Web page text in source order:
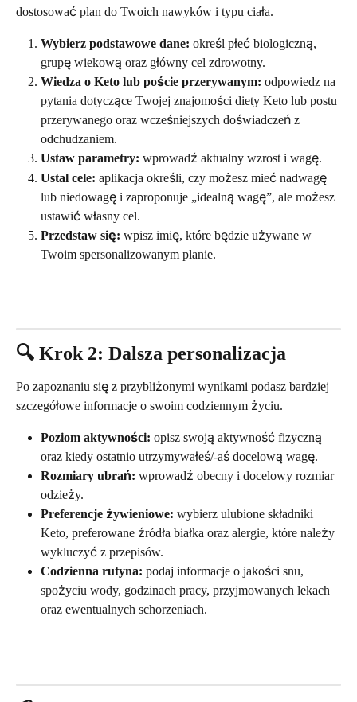
dostosować plan do Twoich nawyków i typu ciała.
Wybierz podstawowe dane: określ płeć biologiczną,
grupę wiekową oraz główny cel zdrowotny.
Wiedza o Keto lub poście przerywanym: odpowiedz na
pytania dotyczące Twojej znajomości diety Keto lub postu
przerywanego oraz wcześniejszych doświadczeń z
odchudzaniem.
Ustaw parametry: wprowadź aktualny wzrost i wagę.
Ustal cele: aplikacja określi, czy możesz mieć nadwagę
lub niedowagę i zaproponuje „idealną wagę”, ale możesz
ustawić własny cel.
Przedstaw się: wpisz imię, które będzie używane w
Twoim spersonalizowanym planie.
🔍 Krok 2: Dalsza personalizacja
Po zapoznaniu się z przybliżonymi wynikami podasz bardziej
szczegółowe informacje o swoim codziennym życiu.
Poziom aktywności: opisz swoją aktywność fizyczną
oraz kiedy ostatnio utrzymywałeś/-aś docelową wagę.
Rozmiary ubrań: wprowadź obecny i docelowy rozmiar
odzieży.
Preferencje żywieniowe: wybierz ulubione składniki
Keto, preferowane źródła białka oraz alergie, które należy
wykluczyć z przepisów.
Codzienna rutyna: podaj informacje o jakości snu,
spożyciu wody, godzinach pracy, przyjmowanych lekach
oraz ewentualnych schorzeniach.